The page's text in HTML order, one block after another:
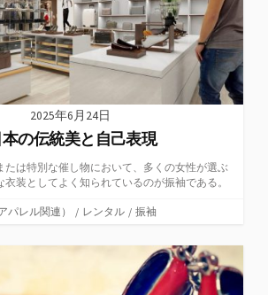
2025年6月24日
の伝統美と自己表現
たは特別な催し物において、多くの女性が選ぶ
装としてよく知られているのが振袖である。
パレル関連） / レンタル / 振袖